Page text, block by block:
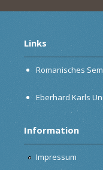
Links
Romanisches
Eberhard Karls
Information
Impressum